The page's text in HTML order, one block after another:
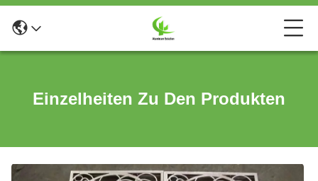
Einzelheiten Zu Den Produkten